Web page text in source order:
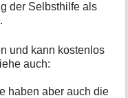
der Selbsthilfe als
und kann kostenlos
auch:
haben aber auch die